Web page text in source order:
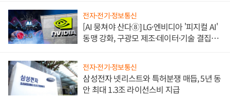
전자·전기·정보통신
[AI 뭉쳐야 산다⑧] LG·엔비디아 '피지컬 AI'
동맹 강화, 구광모 제조·데이터·기술 결집
전자·전기·정보통신
삼성전자 넷리스트와 특허분쟁 매듭, 5년 동
안 최대 1.3조 라이선스비 지급